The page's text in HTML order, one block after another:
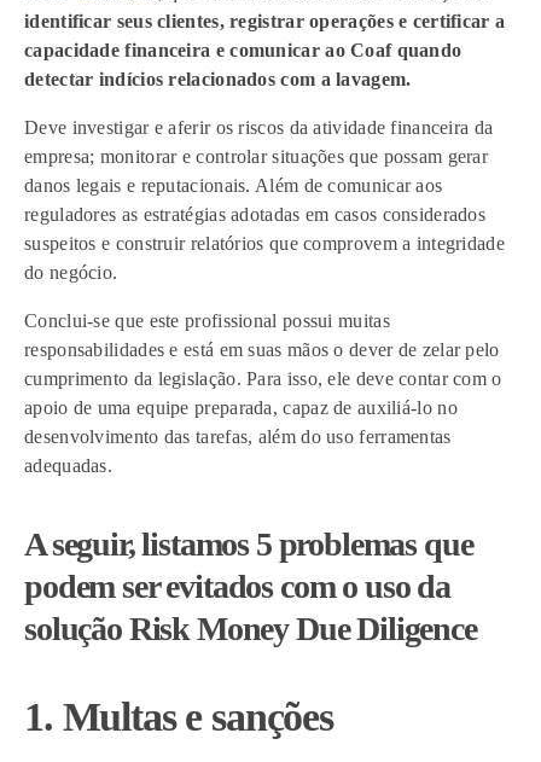
identificar seus clientes, registrar operações e certificar a
capacidade financeira e comunicar ao Coaf quando
detectar indícios relacionados com a lavagem.
Deve investigar e aferir os riscos da atividade financeira da
empresa; monitorar e controlar situações que possam gerar
danos legais e reputacionais. Além de comunicar aos
reguladores as estratégias adotadas em casos considerados
suspeitos e construir relatórios que comprovem a integridade
do negócio.
Conclui-se que este profissional possui muitas
responsabilidades e está em suas mãos o dever de zelar pelo
cumprimento da legislação. Para isso, ele deve contar com o
apoio de uma equipe preparada, capaz de auxiliá-lo no
desenvolvimento das tarefas, além do uso ferramentas
adequadas.
A seguir, listamos 5 problemas que
podem ser evitados com o uso da
solução Risk Money Due Diligence
1. Multas e sanções